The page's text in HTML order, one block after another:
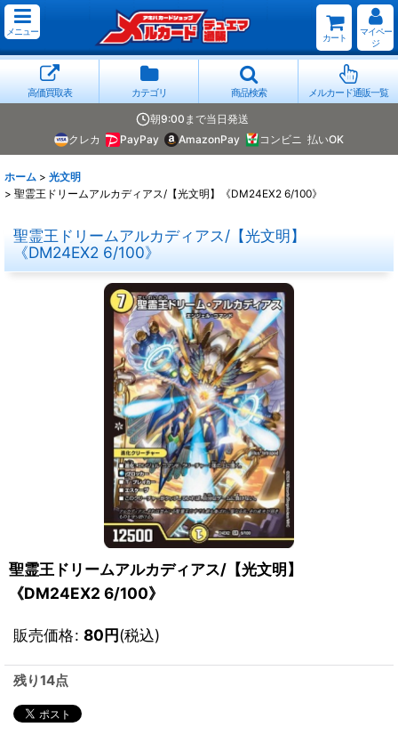
メニュー
カート
マイペー
ジ
高価買取表 カテゴリ 商品検索 メルカード通販一覧
朝9:00まで当日発送
クレカ
PayPay AmazonPay コンビニ 払いOK
ホーム > 光文明
> 聖霊王ドリームアルカディアス/【光文明】《DM24EX2 6/100》
聖霊王ドリームアルカディアス/【光文明】
《DM24EX2 6/100》
聖霊王ドリームアルカディアス/【光文明】
《DM24EX2 6/100》
販売価格: 80円(税込)
残り14点